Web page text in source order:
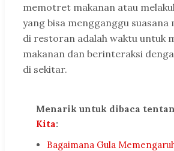
memotret makanan atau
yang bisa mengganggu suasana
di restoran adalah waktu untuk
makanan dan berinteraksi
di sekitar.
Menarik untuk dibaca
Kita:
Bagaimana Gula